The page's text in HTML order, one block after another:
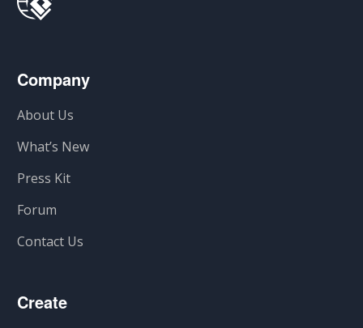
Company
About Us
What’s New
Press Kit
Forum
Contact Us
Create